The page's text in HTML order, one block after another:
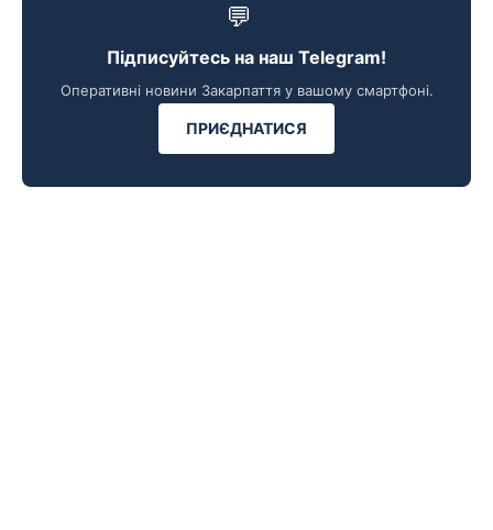
💬
Підписуйтесь на наш Telegram!
Оперативні новини Закарпаття у вашому смартфоні.
ПРИЄДНАТИСЯ